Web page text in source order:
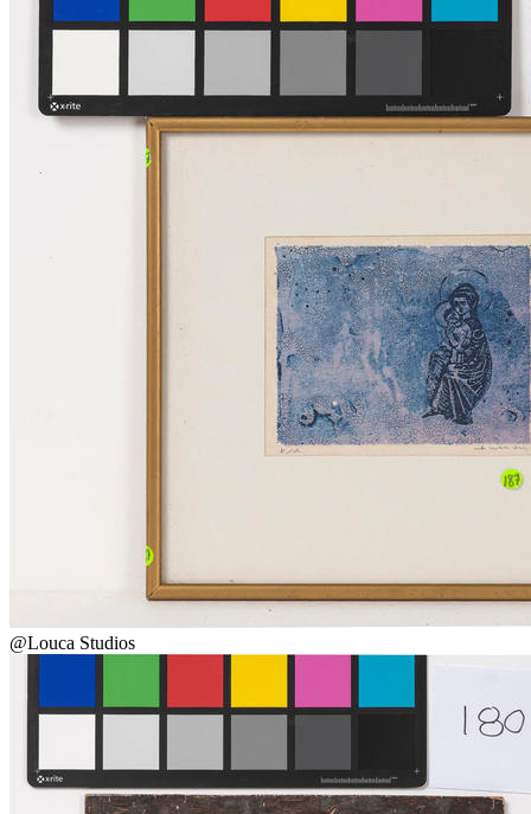
@Louca Studios